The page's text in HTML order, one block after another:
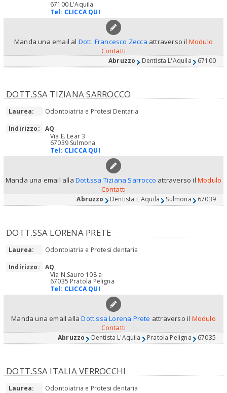
67100 L'Aquila
Tel: CLICCA QUI
Manda una email al Dott. Francesco Zecca attraverso il Modulo
Contatti
Abruzzo Dentista L'Aquila 67100
DOTT.SSA TIZIANA SARROCCO
Laurea:
Odontoiatria e Protesi Dentaria
Indirizzo:
AQ:
Via E. Lear 3
67039 Sulmona
Tel: CLICCA QUI
Manda una email allaDott.ssa Tiziana Sarrocco attraverso il Modulo
Contatti
Abruzzo Dentista L'Aquila Sulmona 67039
DOTT.SSA LORENA PRETE
Laurea:
Odontoiatria e Protesi dentaria
Indirizzo:
AQ:
Via N.Sauro 108 a
67035 Pratola Peligna
Tel: CLICCA QUI
Manda una email allaDott.ssa Lorena Prete attraverso il Modulo
Contatti
Abruzzo Dentista L'Aquila Pratola Peligna 67035
DOTT.SSA ITALIA VERROCCHI
Laurea:
Odontoiatria e Protesi dentaria